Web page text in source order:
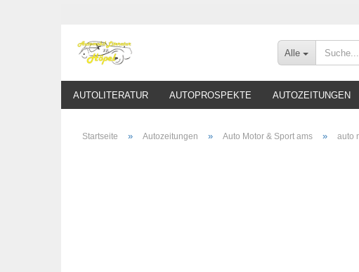
Alle
AUTOLITERATUR AUTOPROSPEKTE AUTOZEITUNGEN
Startseite » Autozeitungen » Auto Motor & Sport ams » auto